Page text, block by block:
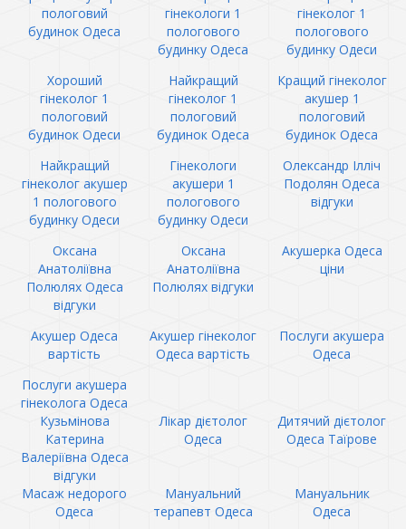
пологовий
будинок Одеса
гінекологи 1
пологового
будинку Одеса
гінеколог 1
пологового
будинку Одеси
Хороший
гінеколог 1
пологовий
будинок Одеси
Найкращий
гінеколог 1
пологовий
будинок Одеса
Кращий гінеколог
акушер 1
пологовий
будинок Одеса
Найкращий
гінеколог акушер
1 пологового
будинку Одеси
Гінекологи
акушери 1
пологового
будинку Одеси
Олександр Ілліч
Подолян Одеса
відгуки
Оксана
Анатоліївна
Полюлях Одеса
відгуки
Оксана
Анатоліївна
Полюлях відгуки
Акушерка Одеса
ціни
Акушер Одеса
вартість
Акушер гінеколог
Одеса вартість
Послуги акушера
Одеса
Послуги акушера
гінеколога Одеса
Кузьмінова
Катерина
Валеріївна Одеса
відгуки
Лікар дієтолог
Одеса
Дитячий дієтолог
Одеса Таїрове
Масаж недорого
Одеса
Мануальний
терапевт Одеса
Мануальник
Одеса